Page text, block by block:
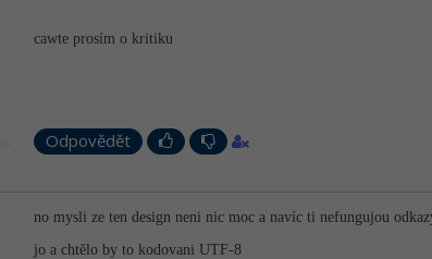
cawte prosím o kritiku
Odpovědět
no mysli ze ten design neni nic moc a navíc ti nefungujou
jo a chtělo by to kodovani UTF-8